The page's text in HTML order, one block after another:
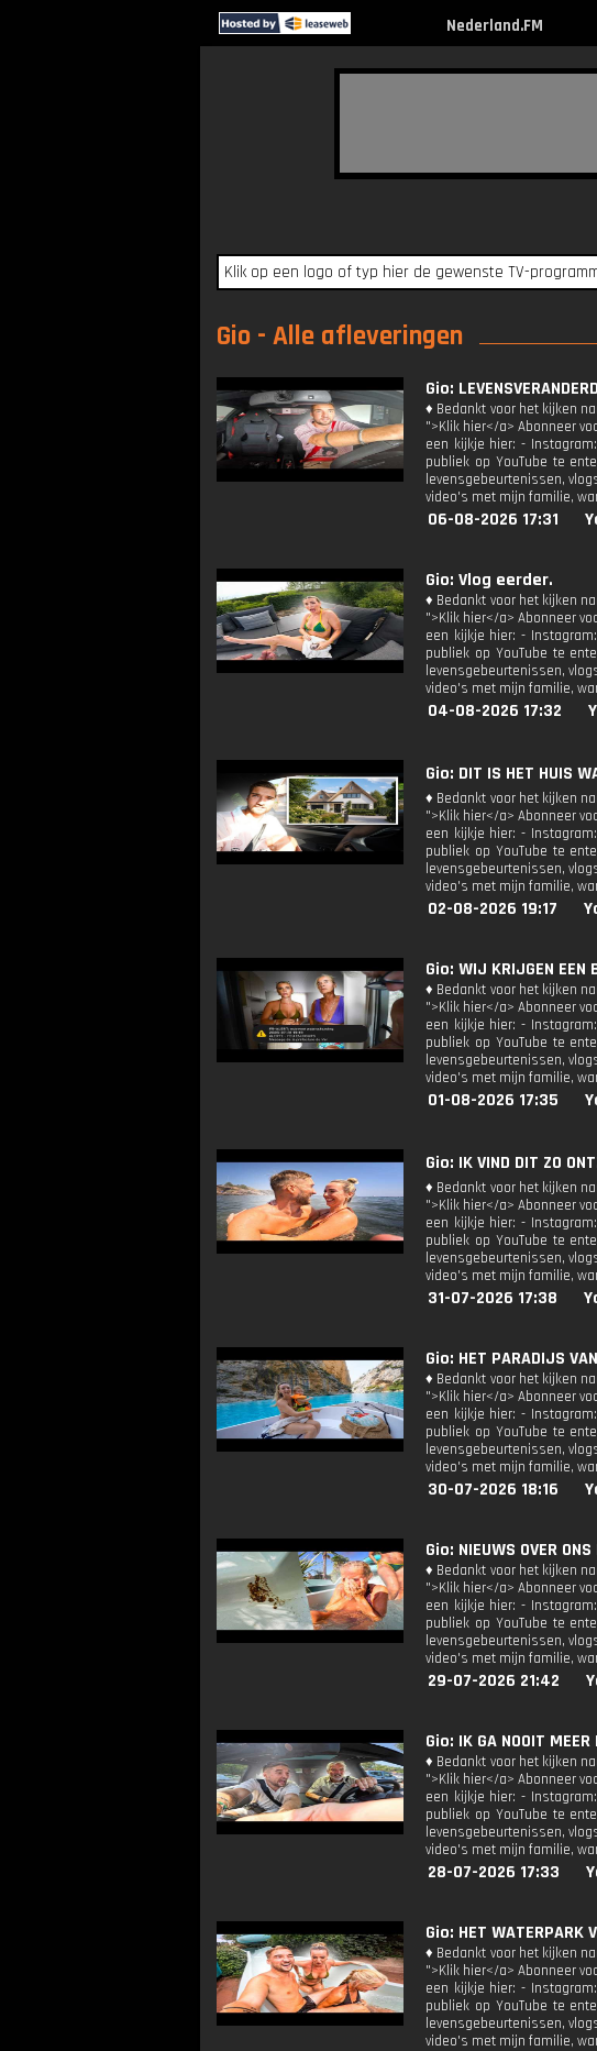
Nederland.FM
Gio - Alle afleveringen
Gio:
♦ Bedankt voor het kijken
">Klik hier</a> Abonneer
een kijkje hier: -
publiek op YouTube te
levensgebeurtenissen,
video's met mijn familie,
06-08-2026 17:31
Gio: Vlog eerder.
♦ Bedankt voor het kijken
">Klik hier</a> Abonneer
een kijkje hier: -
publiek op YouTube te
levensgebeurtenissen,
video's met mijn familie,
04-08-2026 17:32
Gio: DIT IS HET HUIS
♦ Bedankt voor het kijken
">Klik hier</a> Abonneer
een kijkje hier: -
publiek op YouTube te
levensgebeurtenissen,
video's met mijn familie,
02-08-2026 19:17
Gio: WIJ KRIJGEN EEN
♦ Bedankt voor het kijken
">Klik hier</a> Abonneer
een kijkje hier: -
publiek op YouTube te
levensgebeurtenissen,
video's met mijn familie,
01-08-2026 17:35
Gio: IK VIND DIT ZO
♦ Bedankt voor het kijken
">Klik hier</a> Abonneer
een kijkje hier: -
publiek op YouTube te
levensgebeurtenissen,
video's met mijn familie,
31-07-2026 17:38
Gio: HET PARADIJS
♦ Bedankt voor het kijken
">Klik hier</a> Abonneer
een kijkje hier: -
publiek op YouTube te
levensgebeurtenissen,
video's met mijn familie,
30-07-2026 18:16
Gio: NIEUWS OVER
♦ Bedankt voor het kijken
">Klik hier</a> Abonneer
een kijkje hier: -
publiek op YouTube te
levensgebeurtenissen,
video's met mijn familie,
29-07-2026 21:42
Gio: IK GA NOOIT
♦ Bedankt voor het kijken
">Klik hier</a> Abonneer
een kijkje hier: -
publiek op YouTube te
levensgebeurtenissen,
video's met mijn familie,
28-07-2026 17:33
Gio: HET WATERPARK
♦ Bedankt voor het kijken
">Klik hier</a> Abonneer
een kijkje hier: -
publiek op YouTube te
levensgebeurtenissen,
video's met mijn familie,